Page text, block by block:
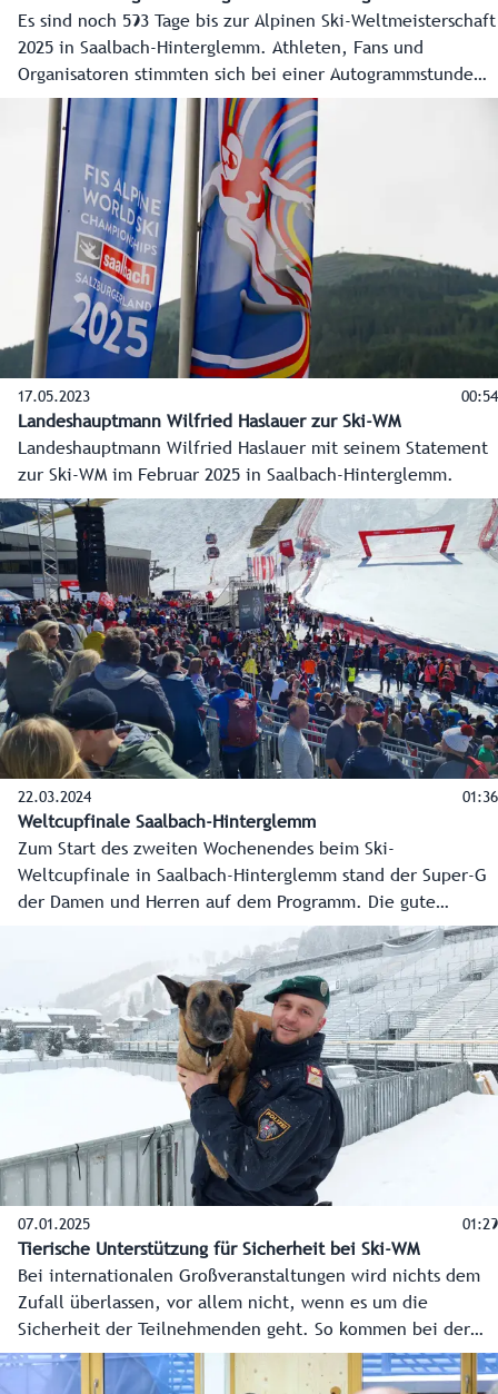
Es sind noch 593 Tage bis zur Alpinen Ski-Weltmeisterschaft
2025 in Saalbach-Hinterglemm. Athleten, Fans und
Organisatoren stimmten sich bei einer Autogrammstunde
am Fuße des Zwölferkogels ein. Bis zum Februar 2025
sollen noch viele nachhaltige Investitionen getätigt
werden.
17.05.2023 00:54
Landeshauptmann Wilfried Haslauer zur Ski-WM
Landeshauptmann Wilfried Haslauer mit seinem Statement
zur Ski-WM im Februar 2025 in Saalbach-Hinterglemm.
22.03.2024 01:36
Weltcupfinale Saalbach-Hinterglemm
Zum Start des zweiten Wochenendes beim Ski-
Weltcupfinale in Saalbach-Hinterglemm stand der Super-G
der Damen und Herren auf dem Programm. Die gute
Stimmung unter den Fans, aber auch unter den vielen
fleißigen Händen entlang der Piste erhöhen die Vorfreude
auf die WM 2025 noch einmal mehr.
07.01.2025 01:29
Tierische Unterstützung für Sicherheit bei Ski-WM
Bei internationalen Großveranstaltungen wird nichts dem
Zufall überlassen, vor allem nicht, wenn es um die
Sicherheit der Teilnehmenden geht. So kommen bei der
bevorstehenden Ski-WM in Saalbach-Hinterglemm auch
professionell ausgebildete Spürhunde der Polizei zum